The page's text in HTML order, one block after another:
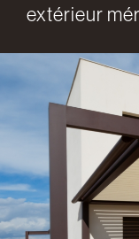
extérieur